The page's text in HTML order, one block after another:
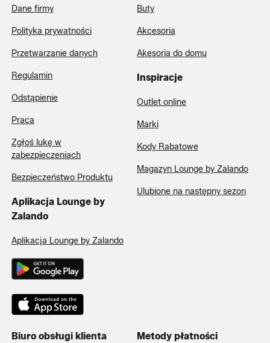
Dane firmy
Polityka prywatności
Przetwarzanie danych
Regulamin
Odstąpienie
Praca
Zgłoś lukę w
zabezpieczeniach
Bezpieczeństwo Produktu
Aplikacja Lounge by
Zalando
Aplikacja Lounge by Zalando
Buty
Akcesoria
Akesoria do domu
Inspiracje
Outlet online
Marki
Kody Rabatowe
Magazyn Lounge by Zalando
Ulubione na następny sezon
Biuro obsługi klienta Metody płatności